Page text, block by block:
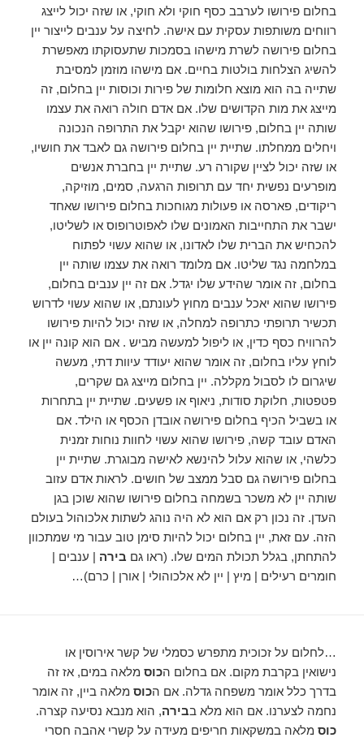
בחלום פירושו לערבב כסף חוקי ולא חוקי, או שזה יכול לייצג
רווחים משותפות עסקית עם אישה. לחיצה על ענבים לייצור יין
בחלום פירושה לשרת מישהו בסמכות שתעסוקתו מאפשרת
להשיג הצלחות בולטות בחיים. אם מישהו מוזמן למסיבת
שתייה בה הוא מוצא חלומות של פירות וכוסות יין בחלום, זה
מייצג את מות הקדושים שלו. אם אדם חולה רואה את עצמו
שותה יין בחלום, פירושו שהוא יקבל את התרופה הנכונה
ויחלים ממחלתו. שתיית יין בחלום פירושה גם לאבד את חושיו,
או שזה יכול לציין שקורה רע. שתיית יין בחברת אנשים
מופרעים נפשית יחד עם תרופות הרגעה, סמים, מוזיקה,
ריקודים, פארסה או פעולות מגוחכות בחלום פירושו שאחד
ישבר את התחייבות האמונים שלו לאפוטרופוס או לשליטו,
להכחיש את הברית שלו לאדונו, או שהוא עשוי לפתוח
במלחמה נגד שליטו. אם מלומד רואה את עצמו שותה יין
בחלום, זה אומר שהידע שלו יגדל. אם זה יין ענבים בחלום,
פירושו שהוא יאכל ענבים מחוץ לעונתם, או שהוא עשוי לדרוש
תכשיר תרופתי כתרופה למחלה, או שזה יכול להיות פירושו
להרוויח כסף כדין, או ליפול למעשה מביש . אם הוא קונה יין או
לוחץ עליו בחלום, זה אומר שהוא יעודד עיוות דתי, מעשה
שיגרום לו לסבול מקללה. יין בחלום מייצג גם שקרים,
פטפטות, חלוקת סודות, ניאוף או פשעים. שתיית יין בתחרות
או בשביל הכיף בחלום פירושה אובדן הכסף או הילד. אם
האדם עובד קשה, פירושו שהוא עשוי לחוות נוחות זמנית
כלשהי, או שהוא עלול להינשא לאישה מבוגרת. שתיית יין
בחלום פירושה גם סבל ממצב של חושים. לראות אדם עזוב
שותה יין לא משכר בשמחה בחלום פירושו שהוא שוכן בגן
העדן. זה נכון רק אם הוא לא היה נוהג לשתות אלכוהול בעולם
הזה. עם זאת, יין בחלום יכול להיות סימן טוב עבור מי שמתכוון
להתחתן, בגלל תכולת המים שלו. (ראו גם בירה | ענבים |
חומרים רעילים | מיץ | יין לא אלכוהולי | אורן | כרם)…
…לחלום על זכוכית מתפרש כסמלי של קשר אירוסין או
נישואין בקרבת מקום. אם בחלום הכוס מלאה במים, אז זה
בדרך כלל אומר משפחה גדלה. אם הכוס מלאה ביין, זה אומר
נחמה לצערנו. אם הוא מלא בבירה, הוא מנבא נסיעה קצרה.
כוס מלאה במשקאות חריפים מעידה על קשרי אהבה חסרי